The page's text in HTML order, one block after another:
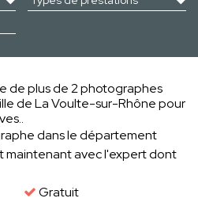
de plus de 2 photographes
de La Voulte-sur-Rhône pour
dans le département
maintenant avec l'expert dont
Gratuit